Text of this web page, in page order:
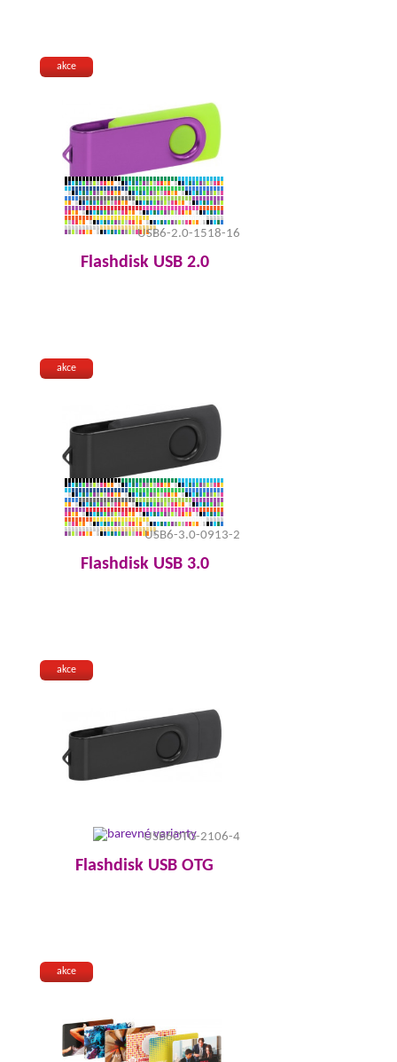
akce
USB6-2.0-1518-16
Flashdisk USB 2.0
akce
USB6-3.0-0913-2
Flashdisk USB 3.0
akce
USB6OTG-2106-4
Flashdisk USB OTG
akce